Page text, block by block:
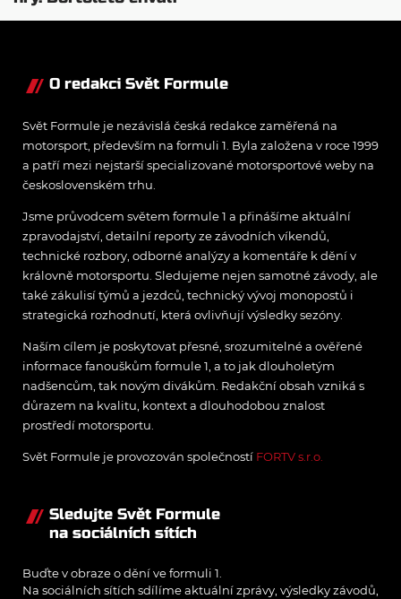
nový tým i jeho
O redakci Svět Formule
Svět Formule je nezávislá česká redakce zaměřená na
motorsport, především na formuli 1. Byla založena v roce 1999
a patří mezi nejstarší specializované motorsportové weby na
československém trhu.
Jsme průvodcem světem formule 1 a přinášíme aktuální
zpravodajství, detailní reporty ze závodních víkendů,
technické rozbory, odborné analýzy a komentáře k dění v
královně motorsportu. Sledujeme nejen samotné závody, ale
také zákulisí týmů a jezdců, technický vývoj monopostů i
strategická rozhodnutí, která ovlivňují výsledky sezóny.
Naším cílem je poskytovat přesné, srozumitelné a ověřené
informace fanouškům formule 1, a to jak dlouholetým
nadšencům, tak novým divákům. Redakční obsah vzniká s
důrazem na kvalitu, kontext a dlouhodobou znalost
prostředí motorsportu.
Svět Formule je provozován společností FORTV s.r.o.
Sledujte Svět Formule
na sociálních sítích
Buďte v obraze o dění ve formuli 1.
Na sociálních sítích sdílíme aktuální zprávy, výsledky závodů,